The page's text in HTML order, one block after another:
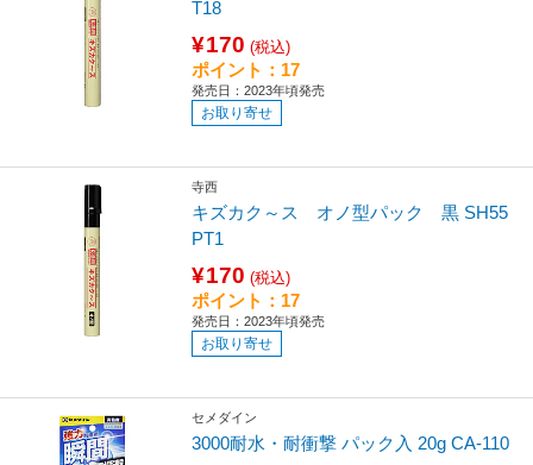
T18
¥170 (税込)
ポイント：17
発売日：2023年頃発売
お取り寄せ
寺西
キズカク～ス オノ型パック 黒 SH55
PT1
¥170 (税込)
ポイント：17
発売日：2023年頃発売
お取り寄せ
セメダイン
3000耐水・耐衝撃 パック入 20g CA-110